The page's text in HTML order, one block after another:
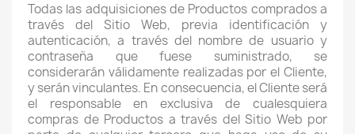
Todas las adquisiciones de Productos comprados a
través del Sitio Web, previa identificación y
autenticación, a través del nombre de usuario y
contraseña que fuese suministrado, se
considerarán válidamente realizadas por el Cliente,
y serán vinculantes. En consecuencia, el Cliente será
el responsable en exclusiva de cualesquiera
compras de Productos a través del Sitio Web por